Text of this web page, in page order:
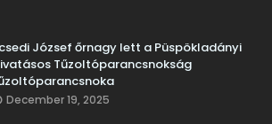
József őrnagy lett a Püspökladányi
Tűzoltóparancsnokság
December 19, 2025